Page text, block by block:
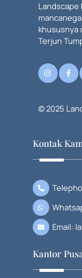
Landscape
khususnya
Terjun
© 2025
Kontak
Email:
Kantor